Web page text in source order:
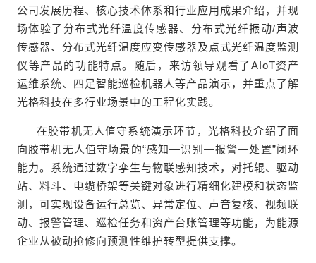
公司发展历程、核心技术体系和行业应用成果介绍，并现
场体验了分布式光纤温度传感器、分布式光纤振动/声波
传感器、分布式光纤温度应变传感器及点式光纤温度监测
仪等产品的功能特点。随后，来访领导观看了AIoT资产
运维系统、四足智能巡检机器人等产品演示，并重点了解
光格科技在多行业场景中的工程化实践。
在胶带机无人值守系统演示环节，光格科技介绍了面
向胶带机无人值守场景的“感知—识别—报警—处置”闭环
能力。系统通过数字孪生与物联感知技术，对托辊、驱动
站、料斗、电缆桥架等关键对象进行精细化建模和状态监
测，可实现设备运行总览、异常定位、声音复核、视频联
动、报警管理、巡检任务和资产台账管理等功能，为能源
企业从被动抢修向预测性维护转型提供支撑。